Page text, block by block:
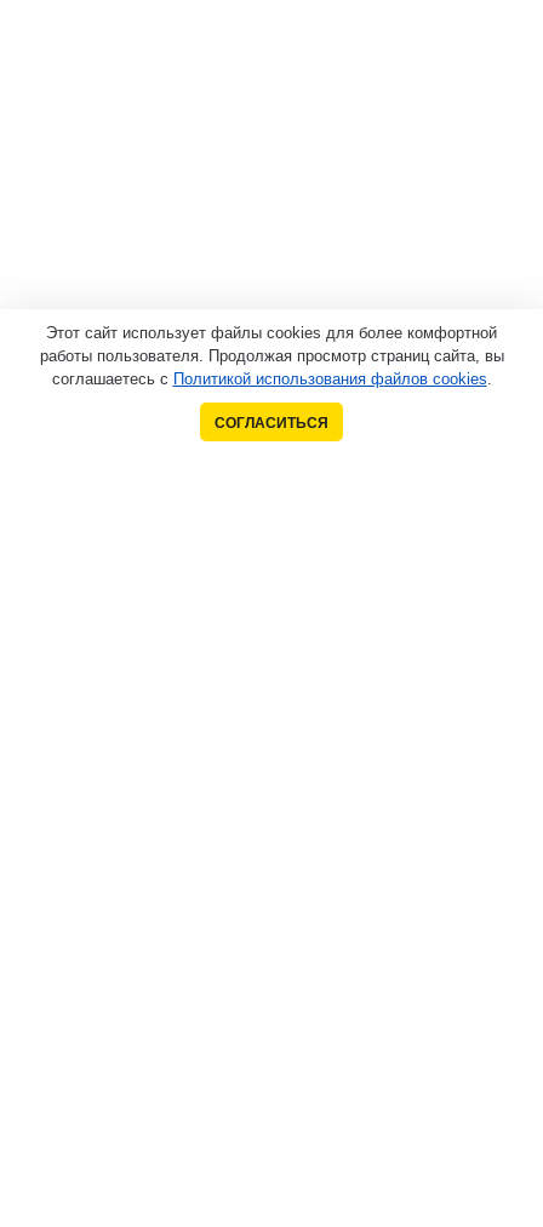
Этот сайт использует файлы cookies для более комфортной
работы пользователя. Продолжая просмотр страниц сайта, вы
соглашаетесь с Политикой использования файлов cookies.
СОГЛАСИТЬСЯ